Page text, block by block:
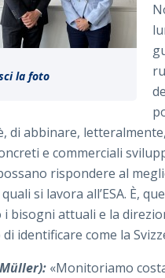
la foto
di abbinare,
e commerciali
rispondere al
si lavora all’ESA. È,
bisogni attuali e la
di identificare come la
«Monitoriamo